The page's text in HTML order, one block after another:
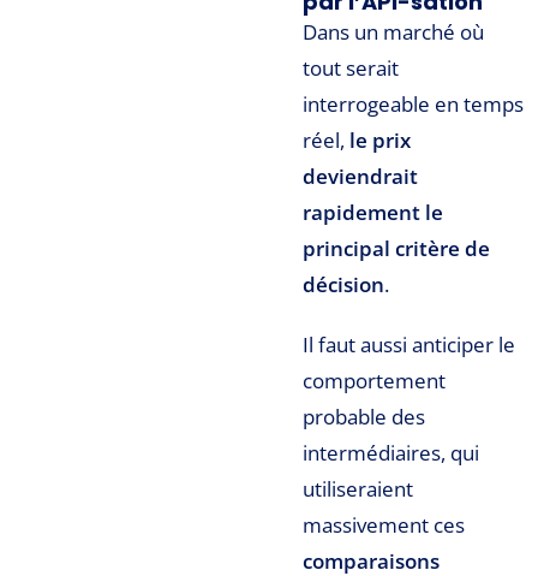
Dans un marché où
tout serait
interrogeable en temps
réel, le prix
deviendrait
rapidement le
principal critère de
décision.
Il faut aussi anticiper le
comportement
probable des
intermédiaires, qui
utiliseraient
massivement ces
comparaisons